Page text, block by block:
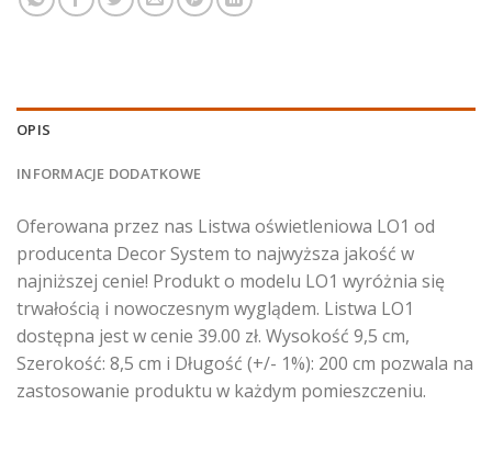
OPIS
INFORMACJE DODATKOWE
Oferowana przez nas Listwa oświetleniowa LO1 od
producenta Decor System to najwyższa jakość w
najniższej cenie! Produkt o modelu LO1 wyróżnia się
trwałością i nowoczesnym wyglądem. Listwa LO1
dostępna jest w cenie 39.00 zł. Wysokość 9,5 cm,
Szerokość: 8,5 cm i Długość (+/- 1%): 200 cm pozwala na
zastosowanie produktu w każdym pomieszczeniu.